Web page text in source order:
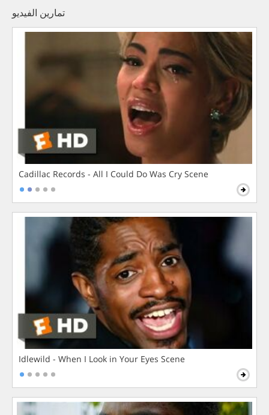
تمارين الفيديو
Cadillac Records - All I Could Do Was Cry Scene
Idlewild - When I Look in Your Eyes Scene